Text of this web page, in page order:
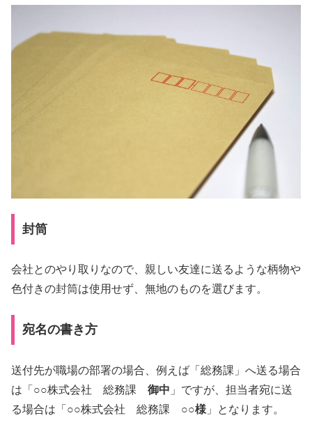
封筒
会社とのやり取りなので、親しい友達に送るような柄物や
色付きの封筒は使用せず、無地のものを選びます。
宛名の書き方
送付先が職場の部署の場合、例えば「総務課」へ送る場合
は「○○株式会社 総務課 御中 」ですが、担当者宛に送
る場合は「○○株式会社 総務課 ○○様 」となります。